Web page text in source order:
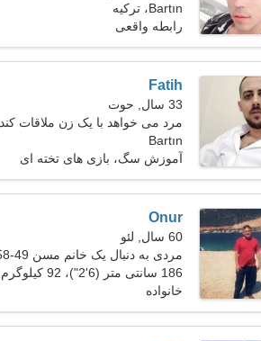
Bartın، ترکیه
رابطه واقعی
Fatih
33 سال, حوت
مرد می خواهد با یک زن ملاقات کند
Bartın
آموزش سگ، بازی های تخته ای
Onur
60 سال, لئو
مردی به دنبال یک خانم مسن 49-58
186 سانتی متر (6'2")، 92 کیلوگرم (202 پوند)
خانواده